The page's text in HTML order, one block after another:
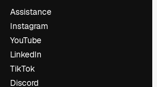
Assistance
Instagram
YouTube
LinkedIn
TikTok
Discord